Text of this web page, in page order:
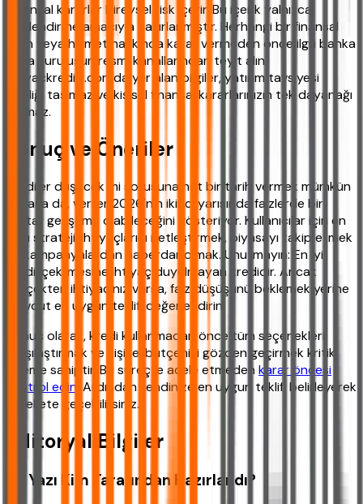
Finansal kararlar bireysel risk içerir. Bu içerik yalnızca
bilgilendirme amacıyla hazırlanmıştır. Herhangi bir finansal
ürün veya hizmet hakkında karar vermeden önce ilgili banka
veya kuruluşun resmi kanallarından teyit alın.
ihtiyackredisi.com'da yer alan bilgiler, yatırım tavsiyesi
niteliği taşımaz ve kişisel finansal kararlarınızın tek dayanağı
olamaz.
Sonuç ve Öneriler
Krediler düşecek mi sorusuna net bir tarih vermek mümkün
olmasa da, veriler 2026'nın ikinci yarısında faizlerde bir
miktar gevşeme olabileceğini gösteriyor. Kullanıcılar için en
akıllı strateji, ihtiyaçlarını netleştirmek, piyasayı takip etmek
ve kampanyalardan haberdar olmak. Unutmayın: En iyi
kredi, çekilmesine ihtiyaç duyulmayan kredidir. Ancak
gerçekten ihtiyacınız varsa, faiz düşüşünü beklemek yerine
mevcut en uygun teklifi değerlendirin.
Sonuç olarak, kredi kullanmadan önce tüm seçenekleri
karşılaştırmak ve kişisel bütçenizi gözden geçirmek kritik
öneme sahiptir. Bu süreçte acele etmedenkarar öncesi
kontrol edin . Ardından kendinize en uygun teklifi belirleyerek
harekete geçebilirsiniz.
Editoryal Bilgiler
Bu Yazı Kim Tarafından Hazırlandı?